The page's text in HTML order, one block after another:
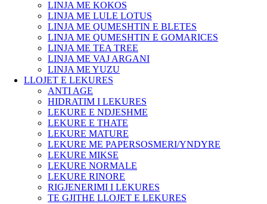
LINJA ME KOKOS
LINJA ME LULE LOTUS
LINJA ME QUMESHTIN E BLETES
LINJA ME QUMESHTIN E GOMARICES
LINJA ME TEA TREE
LINJA ME VAJ ARGANI
LINJA ME YUZU
LLOJET E LEKURES
ANTI AGE
HIDRATIM I LEKURES
LEKURE E NDJESHME
LEKURE E THATE
LEKURE MATURE
LEKURE ME PAPERSOSMERI/YNDYRE
LEKURE MIKSE
LEKURE NORMALE
LEKURE RINORE
RIGJENERIMI I LEKURES
TE GJITHE LLOJET E LEKURES